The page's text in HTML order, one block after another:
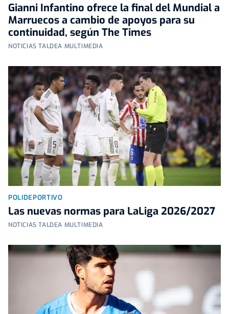
Gianni Infantino ofrece la final del Mundial a
Marruecos a cambio de apoyos para su
continuidad, según The Times
NOTICIAS TALDEA MULTIMEDIA
POLIDEPORTIVO
Las nuevas normas para LaLiga 2026/2027
NOTICIAS TALDEA MULTIMEDIA